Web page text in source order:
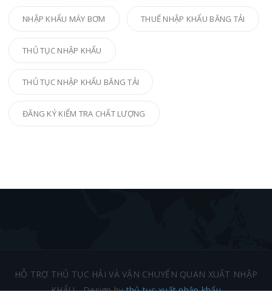
NHẬP KHẨU MÁY BƠM THUẾ NHẬP KHẨU BĂNG TẢI
THỦ TỤC NHẬP KHẨU
THỦ TỤC NHẬP KHẨU BĂNG TẢI
ĐĂNG KÝ KIỂM TRA CHẤT LƯỢNG
HỖ TRỢ THỦ TỤC HẢI VÀ VẬN CHUYỂN QUAN XUẤT NHẬP
KHẨU - Design bythủ tục xuất nhập khẩu